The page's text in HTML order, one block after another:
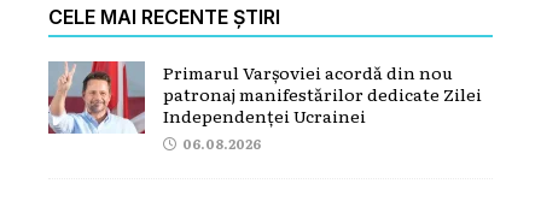
CELE MAI RECENTE ȘTIRI
Primarul Varșoviei acordă din nou
patronaj manifestărilor dedicate Zilei
Independenței Ucrainei
06.08.2026